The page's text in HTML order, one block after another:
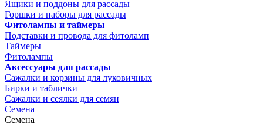
Ящики и поддоны для рассады
Горшки и наборы для рассады
Фитолампы и таймеры
Подставки и провода для фитоламп
Таймеры
Фитолампы
Аксессуары для рассады
Сажалки и корзины для луковичных
Бирки и таблички
Сажалки и сеялки для семян
Семена
Семена